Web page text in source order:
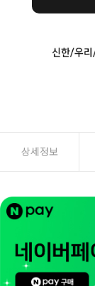
상세정보